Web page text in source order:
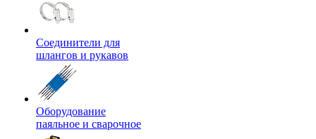
Соединители для
шлангов и рукавов
Оборудование
паяльное и сварочное